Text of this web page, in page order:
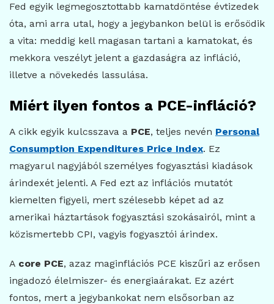
Fed egyik legmegosztottabb kamatdöntése évtizedek
óta, ami arra utal, hogy a jegybankon belül is erősödik
a vita: meddig kell magasan tartani a kamatokat, és
mekkora veszélyt jelent a gazdaságra az infláció,
illetve a növekedés lassulása.
Miért ilyen fontos a PCE-infláció?
A cikk egyik kulcsszava a PCE, teljes nevén Personal
Consumption Expenditures Price Index. Ez
magyarul nagyjából személyes fogyasztási kiadások
árindexét jelenti. A Fed ezt az inflációs mutatót
kiemelten figyeli, mert szélesebb képet ad az
amerikai háztartások fogyasztási szokásairól, mint a
közismertebb CPI, vagyis fogyasztói árindex.
A core PCE, azaz maginflációs PCE kiszűri az erősen
ingadozó élelmiszer- és energiaárakat. Ez azért
fontos, mert a jegybankokat nem elsősorban az